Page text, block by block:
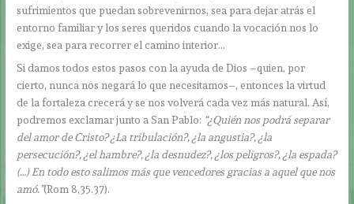
sufrimientos que puedan sobrevenirnos, sea para dejar atrás el
entorno familiar y los seres queridos cuando la vocación nos lo
exige, sea para recorrer el camino interior…
Si damos todos estos pasos con la ayuda de Dios –quien, por
cierto, nunca nos negará lo que necesitamos–, entonces la virtud
de la fortaleza crecerá y se nos volverá cada vez más natural. Así,
podremos exclamar junto a San Pablo: “¿Quién nos podrá separar
del amor de Cristo? ¿La tribulación?, ¿la angustia?, ¿la
persecución?, ¿el hambre?, ¿la desnudez?, ¿los peligros?, ¿la espada?
(…) En todo esto salimos más que vencedores gracias a aquel que nos
amó.”(Rom 8,35.37).